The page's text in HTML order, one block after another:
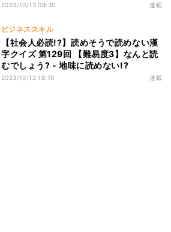
2023/10/13 08:30 連載
ビジネススキル
【社会人必読!?】読めそうで読めない漢
字クイズ 第129回 【難易度3】なんと読
むでしょう? - 地味に読めない!?
2023/10/12 18:10 連載